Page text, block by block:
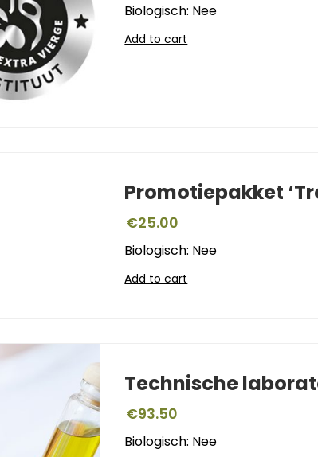
Biologisch: Nee
Add to cart
Promotiepakket
€25.00
Biologisch: Nee
Add to cart
Technische
€93.50
Biologisch: Nee